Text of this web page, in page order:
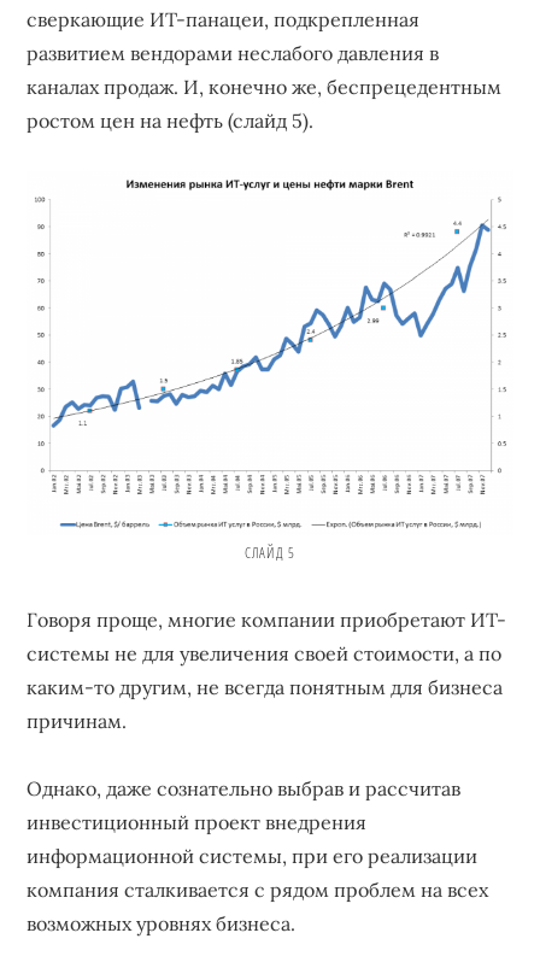
сверкающие ИТ-панацеи, подкрепленная
развитием вендорами неслабого давления в
каналах продаж. И, конечно же, беспрецедентным
ростом цен на нефть (слайд 5).
СЛАЙД 5
Говоря проще, многие компании приобретают ИТ-
системы не для увеличения своей стоимости, а по
каким-то другим, не всегда понятным для бизнеса
причинам.
Однако, даже сознательно выбрав и рассчитав
инвестиционный проект внедрения
информационной системы, при его реализации
компания сталкивается с рядом проблем на всех
возможных уровнях бизнеса.